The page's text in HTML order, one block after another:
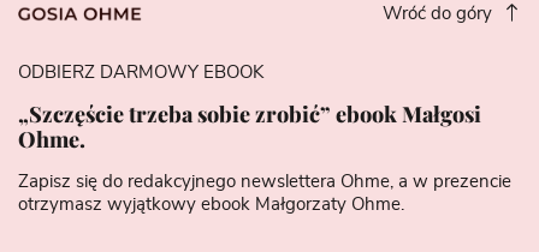
Wróć do góry
ODBIERZ DARMOWY EBOOK
„Szczęście trzeba sobie zrobić” ebook Małgosi
Ohme.
Zapisz się do redakcyjnego newslettera Ohme, a w prezencie
otrzymasz wyjątkowy ebook Małgorzaty Ohme.